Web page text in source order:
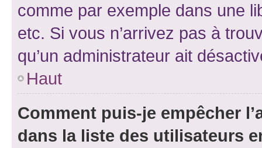
comme par exemple dans une
etc. Si vous n’arrivez pas à
qu’un administrateur ait
Haut
Comment puis-je empêcher
dans la liste des utilisateurs